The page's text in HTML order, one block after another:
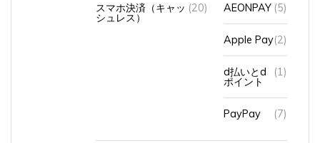
シュレス）
Apple Pay (2)
d払いとd
ポイント
(1)
PayPay (7)